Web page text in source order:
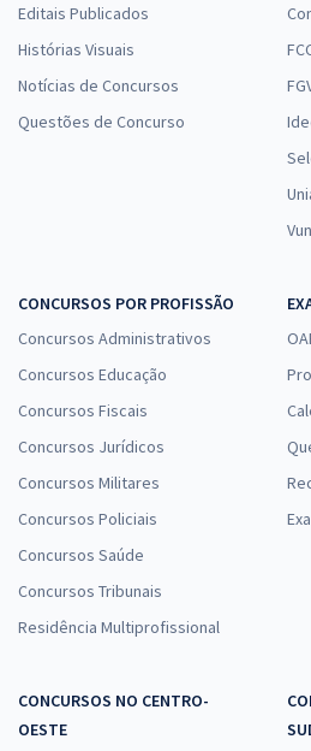
Editais Publicados
Histórias Visuais
Notícias de Concursos
Questões de Concurso
CONCURSOS POR PROFISSÃO
Concursos Administrativos
Concursos Educação
Concursos Fiscais
Concursos Jurídicos
Concursos Militares
Concursos Policiais
Concursos Saúde
Concursos Tribunais
Residência Multiprofissional
CONCURSOS NO CENTRO-
OESTE